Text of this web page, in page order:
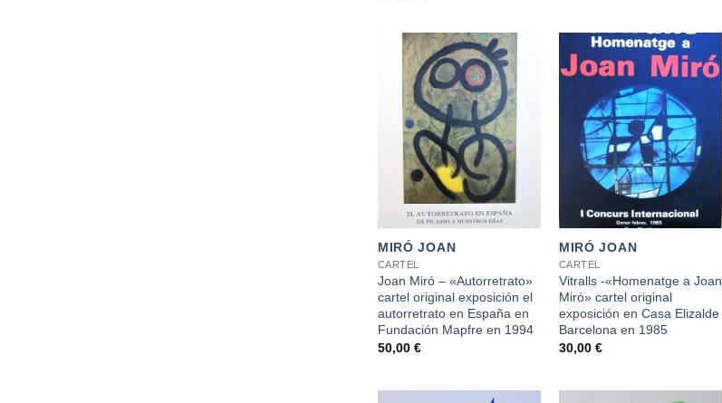
MIRÓ JOAN
CARTEL
Joan Miró – «Autorretrato»
cartel original exposición el
autorretrato en España en
Fundación Mapfre en 1994
50,00 €
+
MIRÓ JOAN
CARTEL
Vitralls -«Homenatge a Joan
Miró» cartel original
exposición en Casa Elizalde
Barcelona en 1985
30,00 €